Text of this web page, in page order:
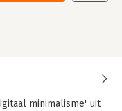
minimalisme' uit